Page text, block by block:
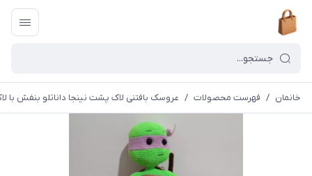
خانمان / فهرست محصولات / عروسک بافتنی لاک پشت نینجا داناتلو بنفش با